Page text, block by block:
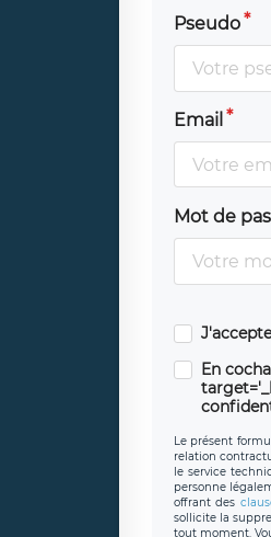
Pseudo
Email
Mot de
En
Le présent
relation
le service
personne
offrant des
sollicite la
tout moment.